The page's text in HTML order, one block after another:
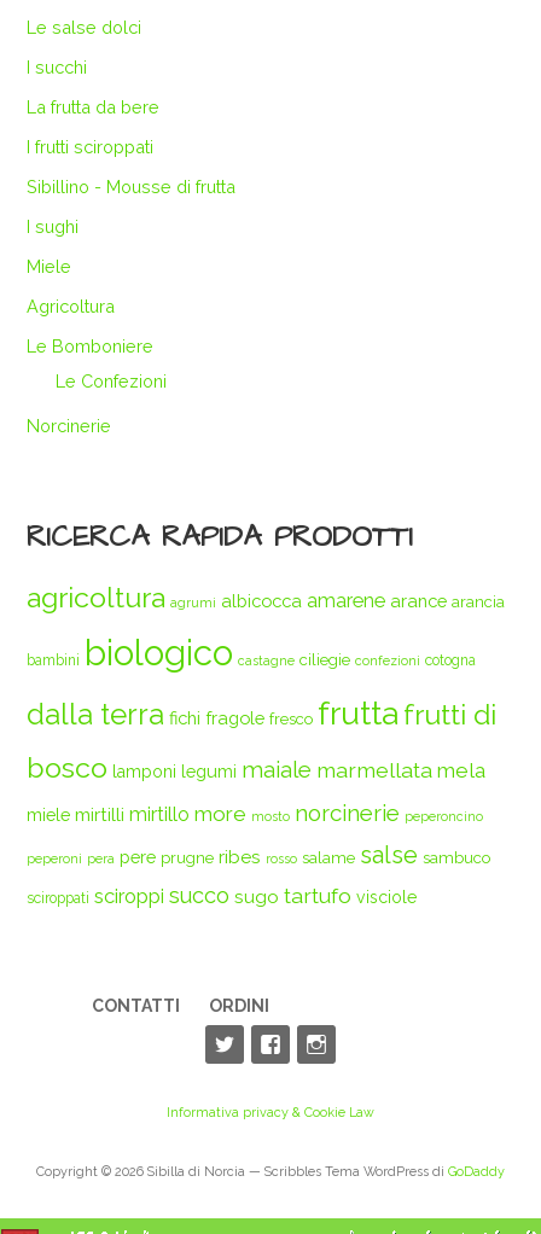
Le salse dolci
I succhi
La frutta da bere
I frutti sciroppati
Sibillino - Mousse di frutta
I sughi
Miele
Agricoltura
Le Bomboniere
Le Confezioni
Norcinerie
RICERCA RAPIDA PRODOTTI
agricoltura agrumi albicocca amarene arance arancia
bambini biologico castagne ciliegie confezioni cotogna
dalla terra fichi fragole fresco frutta frutti di
bosco lamponi legumi maiale marmellata mela
miele mirtilli mirtillo more mosto norcinerie peperoncino
peperoni pera pere prugne ribes rosso salame salse sambuco
sciroppati sciroppi succo sugo tartufo visciole
CONTATTI ORDINI
Informativa privacy & Cookie Law
Copyright © 2026 Sibilla di Norcia — Scribbles Tema WordPress di GoDaddy